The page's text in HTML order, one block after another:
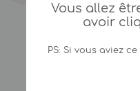
Vous allez
avoir
PS: Si vous aviez